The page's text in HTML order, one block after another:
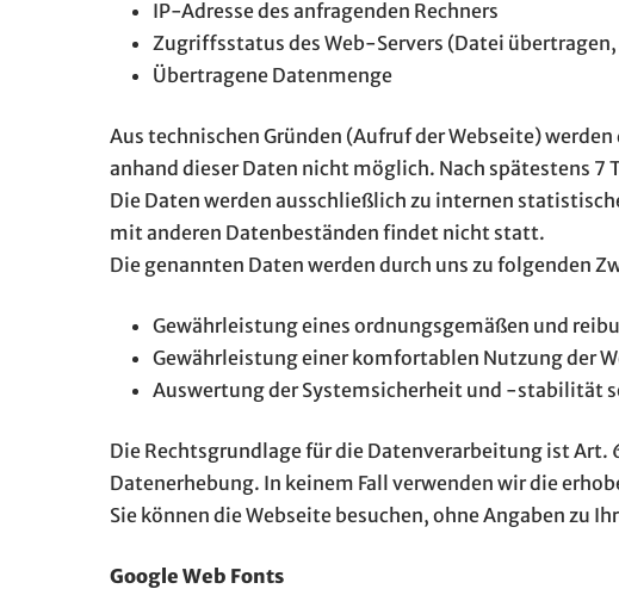
IP-Adresse des anfragenden Rechners
Zugriffsstatus des Web-Servers (Datei
Übertragene Datenmenge
Aus technischen Gründen (Aufruf der Webseite)
anhand dieser Daten nicht möglich. Nach spätestens
Die Daten werden ausschließlich zu internen
mit anderen Datenbeständen findet nicht statt.
Die genannten Daten werden durch uns zu folgenden
Gewährleistung eines ordnungsgemäßen und
Gewährleistung einer komfortablen Nutzung der
Auswertung der Systemsicherheit und -stabilität
Die Rechtsgrundlage für die Datenverarbeitung ist Art.
Datenerhebung. In keinem Fall verwenden wir die
Sie können die Webseite besuchen, ohne Angaben zu
Google Web Fonts